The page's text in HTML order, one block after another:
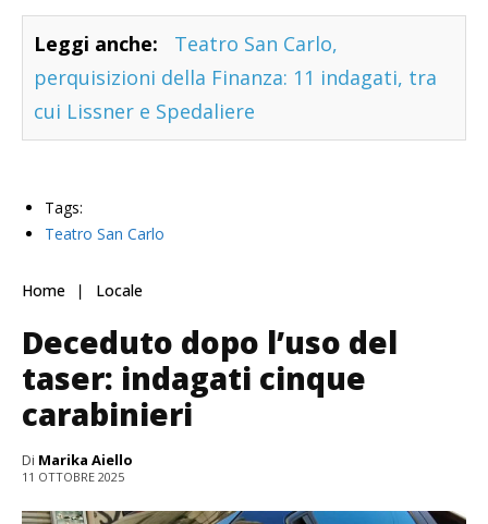
Leggi anche:
Teatro San Carlo,
perquisizioni della Finanza: 11 indagati, tra
cui Lissner e Spedaliere
Tags:
Teatro San Carlo
Home Locale
Deceduto dopo l’uso del
taser: indagati cinque
carabinieri
Di Marika Aiello
11 OTTOBRE 2025